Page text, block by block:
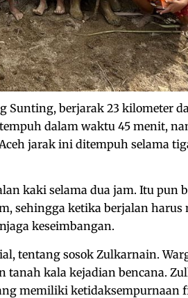
Sunting, berjarak 23 kilometer
dalam waktu 45 menit,
jarak ini ditempuh selama
kaki selama dua jam. Itu pun
sehingga ketika berjalan harus
keseimbangan.
tentang sosok Zulkarnain.
tanah kala kejadian bencana.
memiliki ketidaksempurnaan